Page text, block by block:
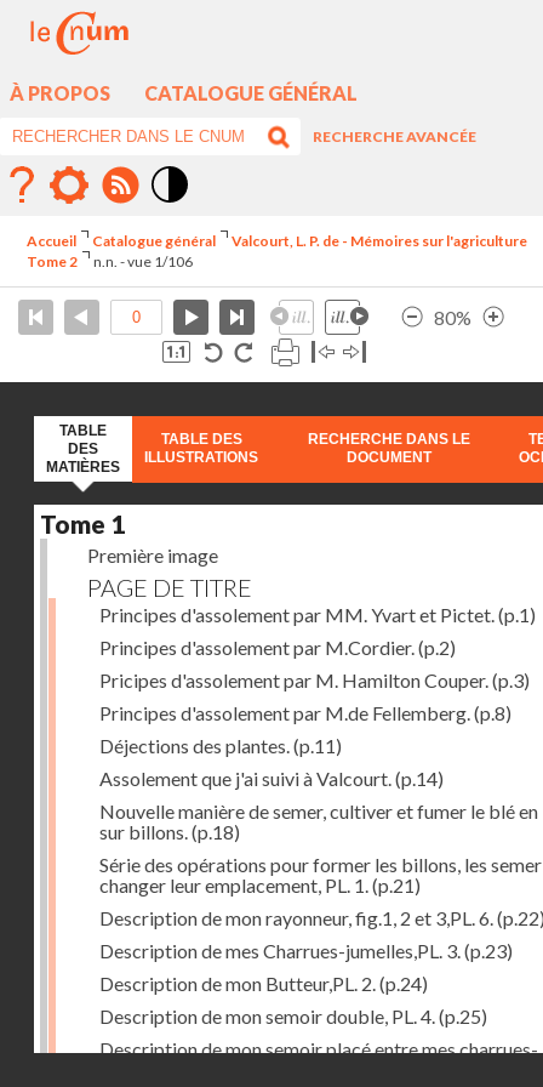
À PROPOS CATALOGUE GÉNÉRAL
RECHERCHE AVANCÉE
élévé
Accueil Catalogue général
Valcourt, L. P. de - Mémoires sur l'agriculture
Tome 2
n.n. - vue 1/106
80%
TABLE
DES
MATIÈRES
TABLE DES
ILLUSTRATIONS
RECHERCHE DANS LE
DOCUMENT
Tome 1
Première image
PAGE DE TITRE
Principes d'assolement par MM. Yvart et Pictet. (p.1)
Principes d'assolement par M.Cordier. (p.2)
Pricipes d'assolement par M. Hamilton Couper. (p.3)
Principes d'assolement par M.de Fellemberg. (p.8)
Déjections des plantes. (p.11)
Assolement que j'ai suivi à Valcourt. (p.14)
Nouvelle manière de semer, cultiver et fumer le blé en
sur billons. (p.18)
Série des opérations pour former les billons, les
changer leur emplacement, PL. 1. (p.21)
Description de mon rayonneur, fig.1, 2 et 3,PL. 6.
Description de mes Charrues-jumelles,PL. 3. (p.23)
Description de mon Butteur,PL. 2. (p.24)
Description de mon semoir double, PL. 4. (p.25)
Description de mon semoir placé entre mes charrues-